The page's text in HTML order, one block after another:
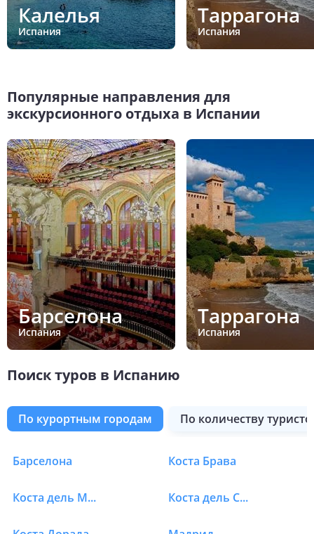
Калелья
Испания
Таррагона
Испания
Популярные направления для
экскурсионного отдыха в Испании
Барселона
Испания
Таррагона
Испания
Поиск туров в Испанию
по курортным городам по количеству
Туры в Испанию
Барселона Коста Брава
Коста дель Маресме Коста дель Соль